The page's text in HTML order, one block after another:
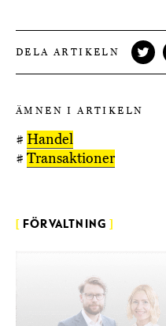
DELA ARTIKELN
ÄMNEN I ARTIKELN
# Handel
# Transaktioner
FÖRVALTNING